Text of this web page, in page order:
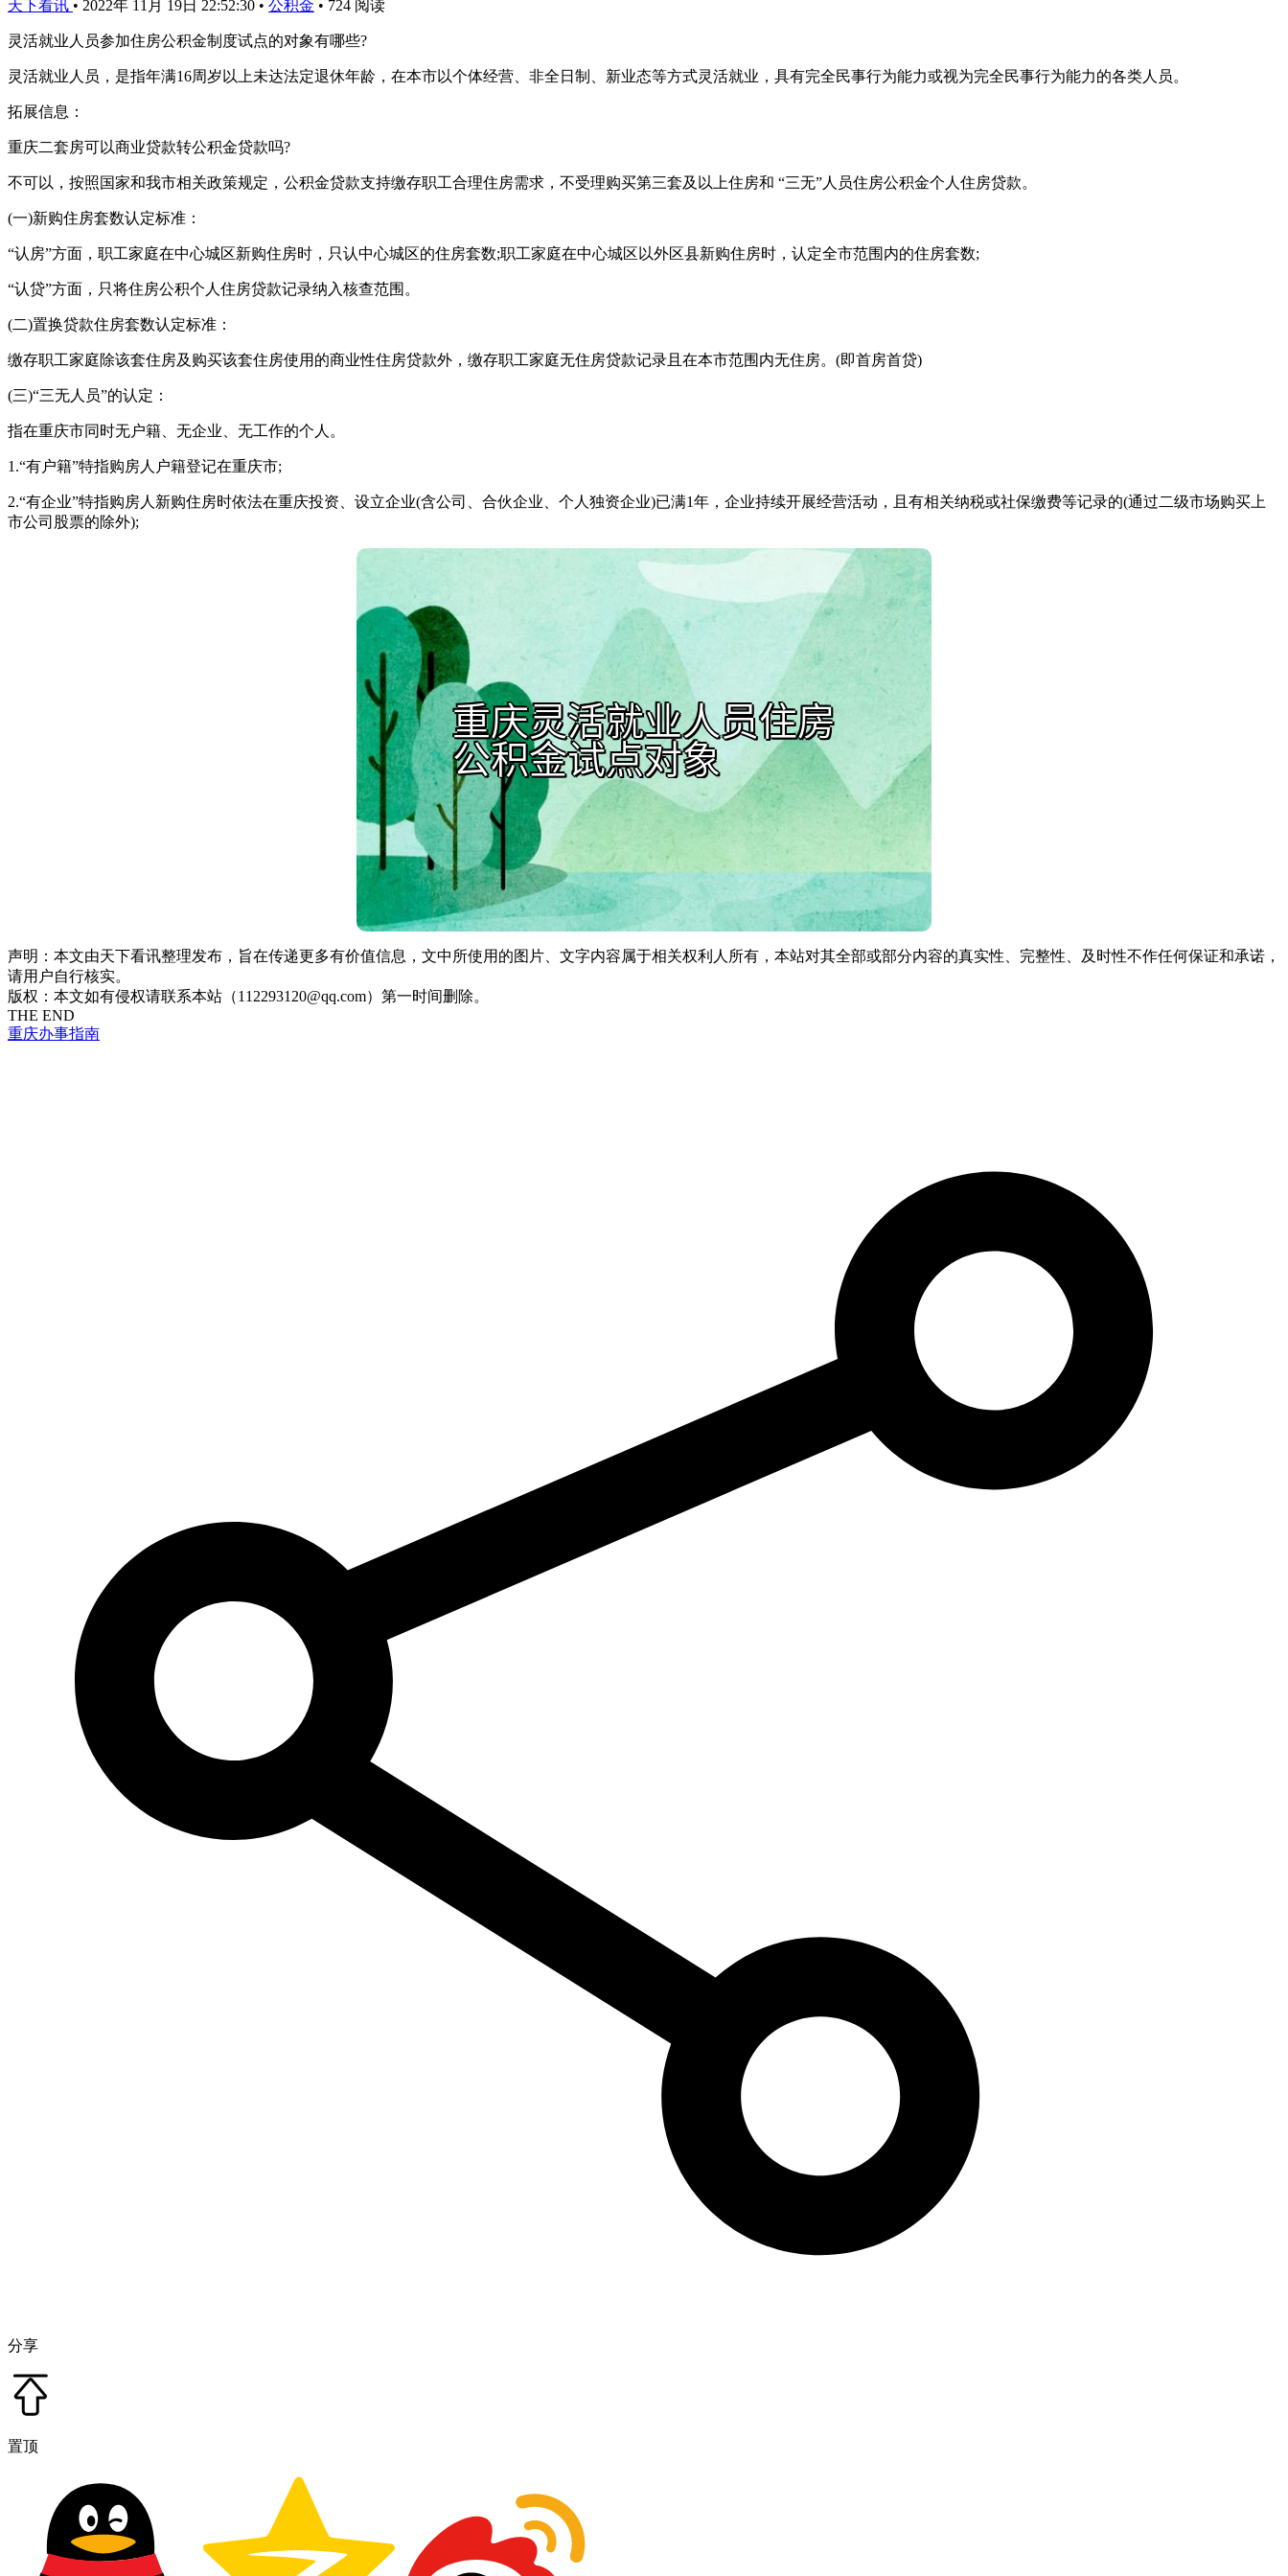
天下看讯 • 2022年 11月 19日 22:52:30 • 公积金 • 724 阅读
灵活就业人员参加住房公积金制度试点的对象有哪些?
灵活就业人员，是指年满16周岁以上未达法定退休年龄，在本市以个体经营、非全日制、新业态等方式灵活就业，具有完全民事行为能力或视为完全民事行为能力的各类人员。
拓展信息：
重庆二套房可以商业贷款转公积金贷款吗?
不可以，按照国家和我市相关政策规定，公积金贷款支持缴存职工合理住房需求，不受理购买第三套及以上住房和 “三无”人员住房公积金个人住房贷款。
(一)新购住房套数认定标准：
“认房”方面，职工家庭在中心城区新购住房时，只认中心城区的住房套数;职工家庭在中心城区以外区县新购住房时，认定全市范围内的住房套数;
“认贷”方面，只将住房公积个人住房贷款记录纳入核查范围。
(二)置换贷款住房套数认定标准：
缴存职工家庭除该套住房及购买该套住房使用的商业性住房贷款外，缴存职工家庭无住房贷款记录且在本市范围内无住房。(即首房首贷)
(三)“三无人员”的认定：
指在重庆市同时无户籍、无企业、无工作的个人。
1.“有户籍”特指购房人户籍登记在重庆市;
2.“有企业”特指购房人新购住房时依法在重庆投资、设立企业(含公司、合伙企业、个人独资企业)已满1年，企业持续开展经营活动，且有相关纳税或社保缴费等记录的(通过二级市场购买上
市公司股票的除外);
声明：本文由天下看讯整理发布，旨在传递更多有价值信息，文中所使用的图片、文字内容属于相关权利人所有，本站对其全部或部分内容的真实性、完整性、及时性不作任何保证和承诺，
请用户自行核实。
版权：本文如有侵权请联系本站（112293120@qq.com）第一时间删除。
THE END
重庆办事指南
分享
置顶